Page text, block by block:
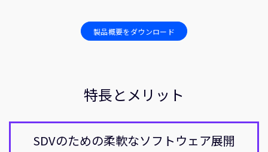
製品概要をダウンロード
特長とメリット
SDVのための柔軟なソフトウェア展開